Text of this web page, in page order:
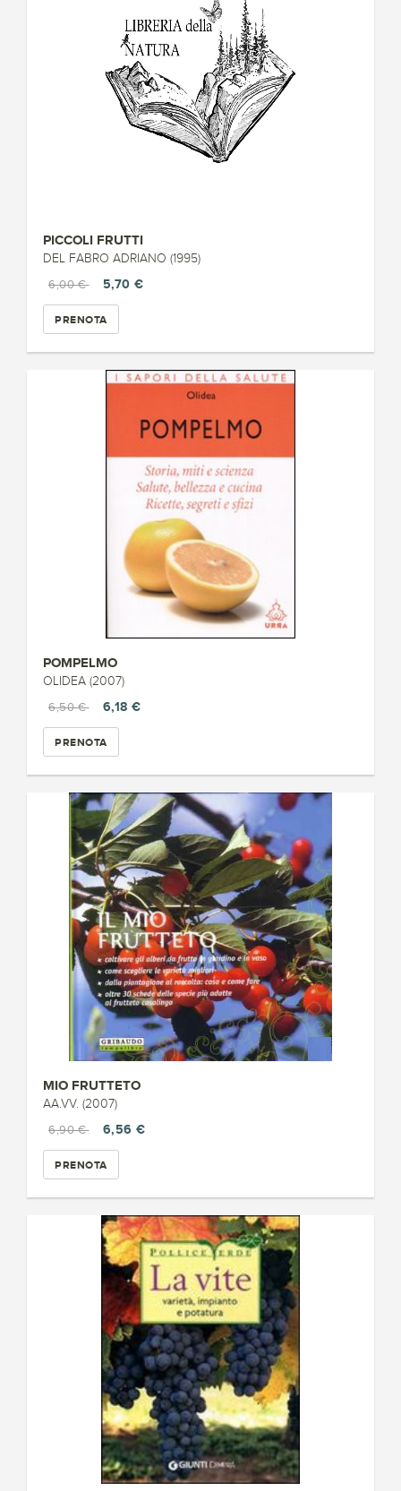
PICCOLI FRUTTI
DEL FABRO ADRIANO (1995)
6,00 €
5,70 €
PRENOTA
POMPELMO
OLIDEA (2007)
6,50 €
6,18 €
PRENOTA
MIO FRUTTETO
AA.VV. (2007)
6,90 €
6,56 €
PRENOTA